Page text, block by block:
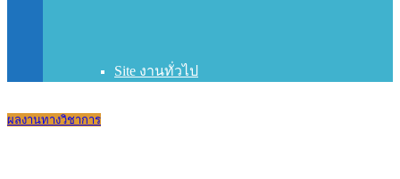
Site งานทั่วไป
ผลงานทางวิชาการ